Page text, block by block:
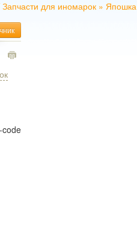
Запчасти для иномарок » Япошка